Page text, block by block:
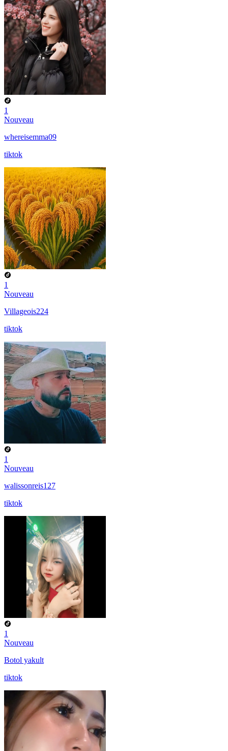
1
Nouveau
whereisemma09
tiktok
1
Nouveau
Villageois224
tiktok
1
Nouveau
walissonreis127
tiktok
1
Nouveau
Botol yakult
tiktok